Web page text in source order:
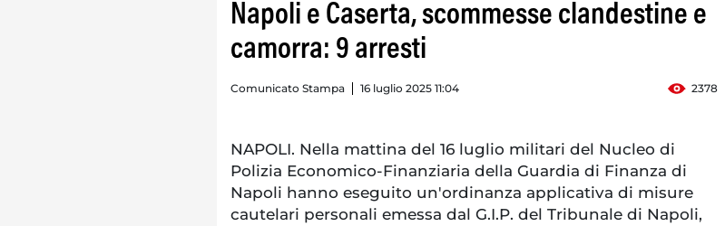
Napoli e Caserta, scommesse clandestine e
camorra: 9 arresti
Comunicato Stampa 16 luglio 2025 11:04 2378
NAPOLI. Nella mattina del 16 luglio militari del Nucleo di
Polizia Economico-Finanziaria della Guardia di Finanza di
Napoli hanno eseguito un'ordinanza applicativa di misure
cautelari personali emessa dal G.I.P. del Tribunale di Napoli,